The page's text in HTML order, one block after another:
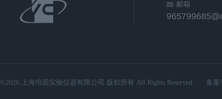
邮箱
©2026 上海培因实验仪器有限公司 版权所有 All Rights Reserved. 备案